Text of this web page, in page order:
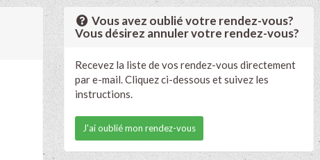
Vous avez oublié votre rendez-vous?
Vous désirez annuler votre rendez-vous?
Recevez la liste de vos rendez-vous directement
par e-mail. Cliquez ci-dessous et suivez les
instructions.
J'ai oublié mon rendez-vous